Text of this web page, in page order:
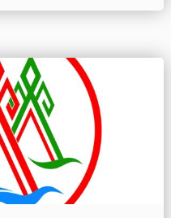
группы молодых